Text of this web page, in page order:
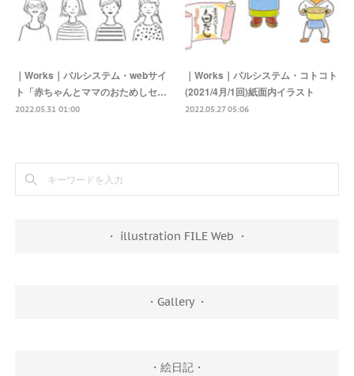
｜Works｜パルシステム・webサイ
ト「赤ちゃんとママのおためしセ…
2022.05.31 01:00
｜Works｜パルシステム・コトコト
(2021/4月/1回)紙面内イラスト
2022.05.27 05:06
・ illustration FILE Web ・
・Gallery ・
・絵日記・